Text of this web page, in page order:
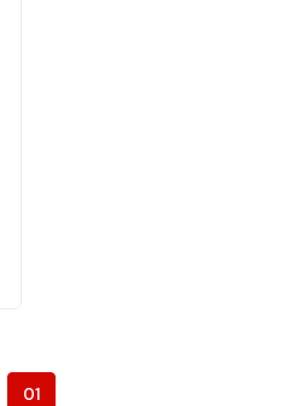
01